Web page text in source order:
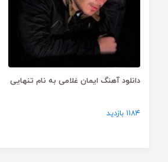
دانلود آهنگ ایمان غلامی به نام تنهایی
۱۱۸۴ بازدید